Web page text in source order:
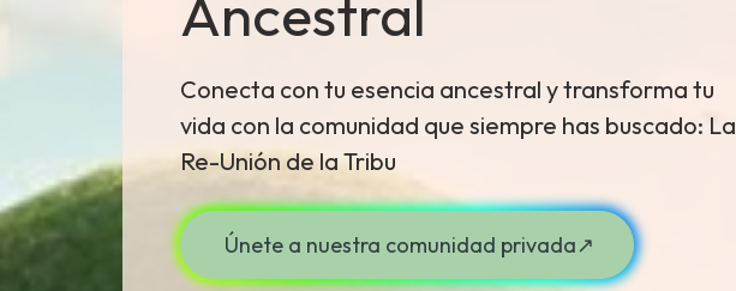
Conecta con tu esencia ancestral y transforma tu
vida con la comunidad que siempre has buscado: La
Re-Unión de la Tribu
Únete a nuestra comunidad privada↗